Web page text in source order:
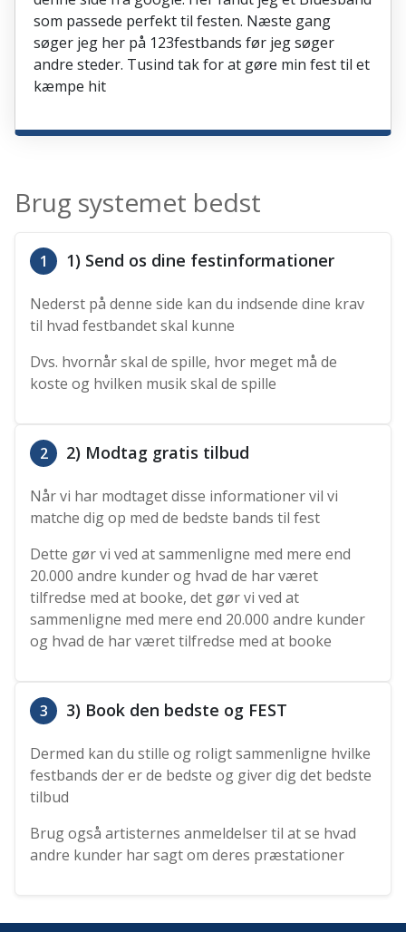
som passede perfekt til festen. Næste gang
søger jeg her på 123festbands før jeg søger
andre steder. Tusind tak for at gøre min fest til et
kæmpe hit
Brug systemet bedst
1 1) Send os dine festinformationer
Nederst på denne side kan du indsende dine krav
til hvad festbandet skal kunne
Dvs. hvornår skal de spille, hvor meget må de
koste og hvilken musik skal de spille
2 2) Modtag gratis tilbud
Når vi har modtaget disse informationer vil vi
matche dig op med de bedste bands til fest
Dette gør vi ved at sammenligne med mere end
20.000 andre kunder og hvad de har været
tilfredse med at booke, det gør vi ved at
sammenligne med mere end 20.000 andre kunder
og hvad de har været tilfredse med at booke
3 3) Book den bedste og FEST
Dermed kan du stille og roligt sammenligne hvilke
festbands der er de bedste og giver dig det bedste
tilbud
Brug også artisternes anmeldelser til at se hvad
andre kunder har sagt om deres præstationer